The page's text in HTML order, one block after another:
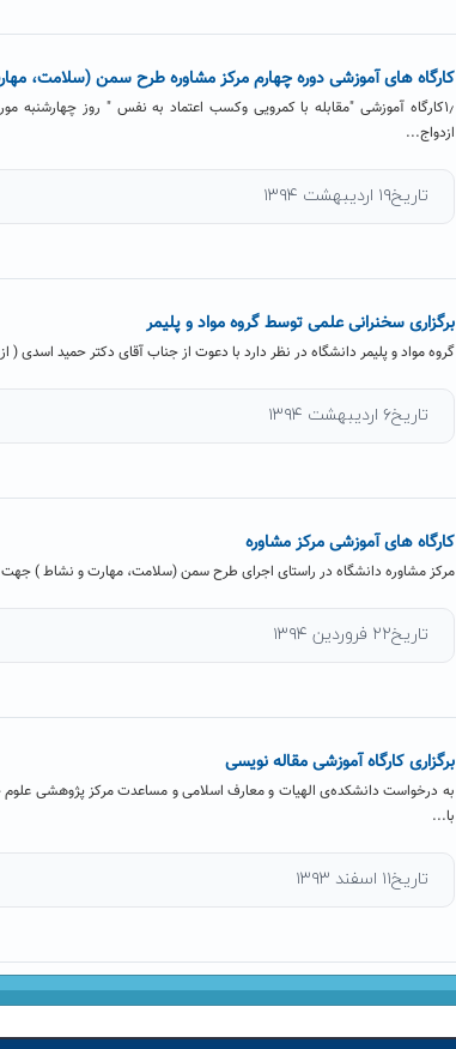
کارگاه های آموزشی دوره چهارم مرکز مشاوره طرح سمن (سلامت،
ازدواج...
تاریخ۱۹ اردیبهشت ۱۳۹۴
برگزاری سخنرانی علمی توسط گروه مواد و پلیمر
گروه مواد و پلیمر دانشگاه در نظر دارد با دعوت از جناب آقای دکتر حمید اسدی (
تاریخ۶ اردیبهشت ۱۳۹۴
کارگاه های آموزشی مرکز مشاوره
مرکز مشاوره دانشگاه در راستای اجرای طرح سمن (سلامت، مهارت و نشاط ) جهت
تاریخ۲۲ فروردین ۱۳۹۴
برگزاری کارگاه آموزشی مقاله نویسی
به درخواست دانشکده‌ی الهیات و معارف اسلامی و مساعدت مرکز پژوهشی علوم
با...
تاریخ۱۱ اسفند ۱۳۹۳